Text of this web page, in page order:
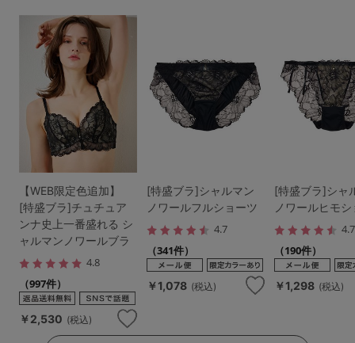
【WEB限定色追加】
[特盛ブラ]チュチュア
ンナ史上一番盛れる シ
ャルマンノワールブラ
4.8
（997件）
￥2,530 (税込)
[特盛ブラ]シャルマン
ノワールフルショーツ
4.7
（341件）
￥1,078 (税込)
[特盛ブラ]シャ
ノワールヒモ
4.7
（190件）
￥1,298 (税込)